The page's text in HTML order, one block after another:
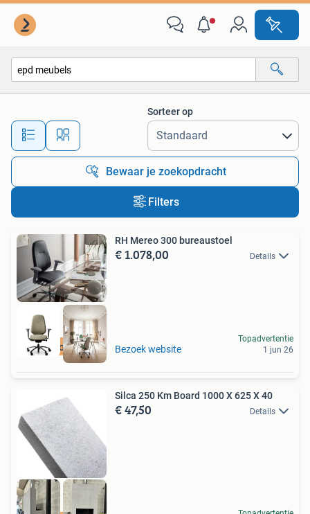
Alle afstanden…
Sorteer op
Bewaar je zoekopdracht
Filters
Best beoordeeld
RH Mereo 300 bureaustoel
€ 1.078,00 Details
Bezoek website
Topadvertentie
1 jun 26
Silca 250 Km Board 1000 X 625 X 40
€ 47,50 Details